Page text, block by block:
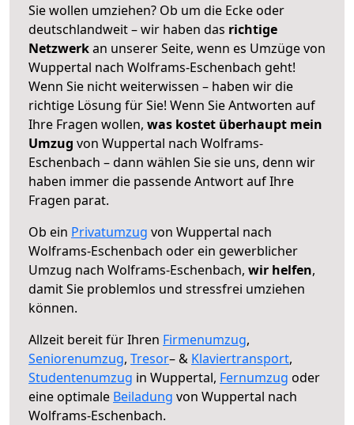
Sie wollen umziehen? Ob um die Ecke oder
deutschlandweit – wir haben das richtige
Netzwerkan unserer Seite, wenn es Umzüge von
Wuppertal nach Wolframs-Eschenbach geht!
Wenn Sie nicht weiterwissen – haben wir die
richtige Lösung für Sie! Wenn Sie Antworten auf
Ihre Fragen wollen, was kostet überhaupt mein
Umzug von Wuppertal nach Wolframs-
Eschenbach – dann wählen Sie sie uns, denn wir
haben immer die passende Antwort auf Ihre
Fragen parat.
Ob ein Privatumzug von Wuppertal nach
Wolframs-Eschenbach oder ein gewerblicher
Umzug nach Wolframs-Eschenbach, wir helfen,
damit Sie problemlos und stressfrei umziehen
können.
Allzeit bereit für Ihren Firmenumzug,
Seniorenumzug, Tresor– & Klaviertransport,
Studentenumzug in Wuppertal, Fernumzug oder
eine optimale Beiladung von Wuppertal nach
Wolframs-Eschenbach.